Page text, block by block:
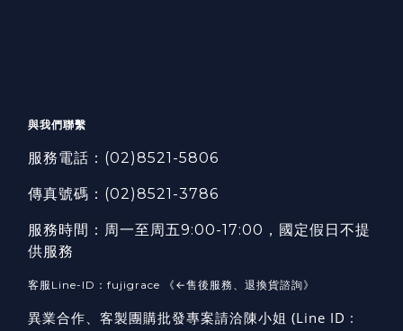
與我們聯繫
服務電話： (02)8521-5806
傳真號碼： (02)8521-3786
服務時間：周一至周五9:00-17:00，國定假日不提
供服務
客服Line-ID：fujigrace 《←售後服務、退換貨諮詢》
異業合作、客製團購批發專案請洽陳小姐 (Line ID :